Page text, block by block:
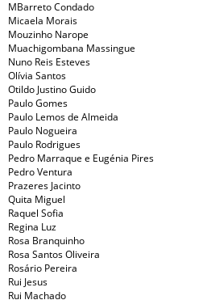
MBarreto Condado
Micaela Morais
Mouzinho Narope
Muachigombana Massingue
Nuno Reis Esteves
Olívia Santos
Otildo Justino Guido
Paulo Gomes
Paulo Lemos de Almeida
Paulo Nogueira
Paulo Rodrigues
Pedro Marraque e Eugénia Pires
Pedro Ventura
Prazeres Jacinto
Quita Miguel
Raquel Sofia
Regina Luz
Rosa Branquinho
Rosa Santos Oliveira
Rosário Pereira
Rui Jesus
Rui Machado